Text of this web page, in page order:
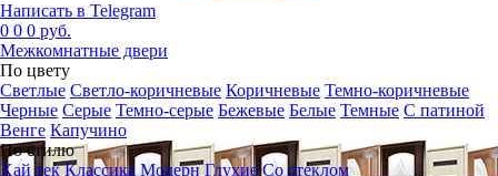
Написать в Telegram
0 0 0 руб.
Межкомнатные двери
По цвету
Светлые Светло-коричневые Коричневые Темно-коричневые
Черные Серые Темно-серые Бежевые Белые Темные С патиной
Венге Капучино
По стилю
Хай тек Классика Модерн Глухие Со стеклом